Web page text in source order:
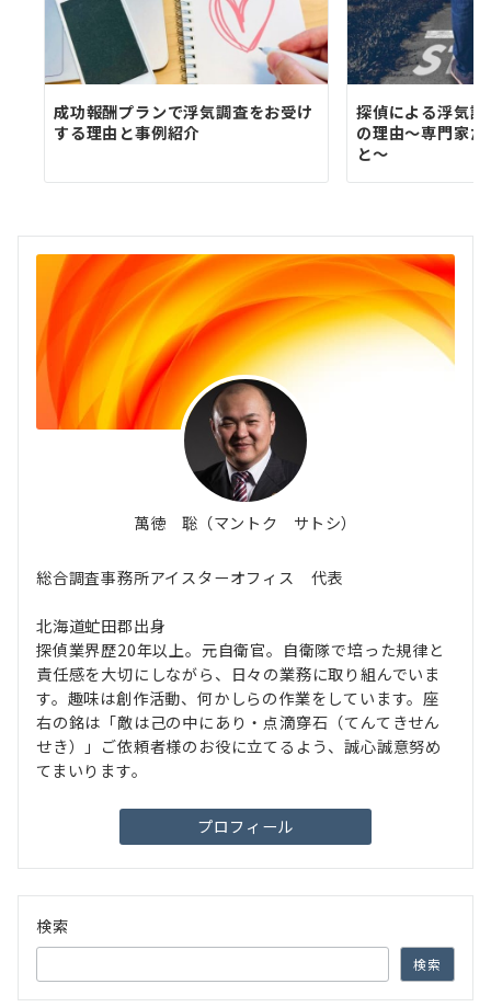
成功報酬プランで浮気調査をお受け
する理由と事例紹介
探偵による浮気
の理由～専門家
と～
萬徳 聡（マントク サトシ）
総合調査事務所アイスターオフィス 代表
北海道虻田郡出身
探偵業界歴20年以上。元自衛官。自衛隊で培った規律と
責任感を大切にしながら、日々の業務に取り組んでいま
す。趣味は創作活動、何かしらの作業をしています。座
右の銘は「敵は己の中にあり・点滴穿石（てんてきせん
せき）」ご依頼者様のお役に立てるよう、誠心誠意努め
てまいります。
プロフィール
検索
検索